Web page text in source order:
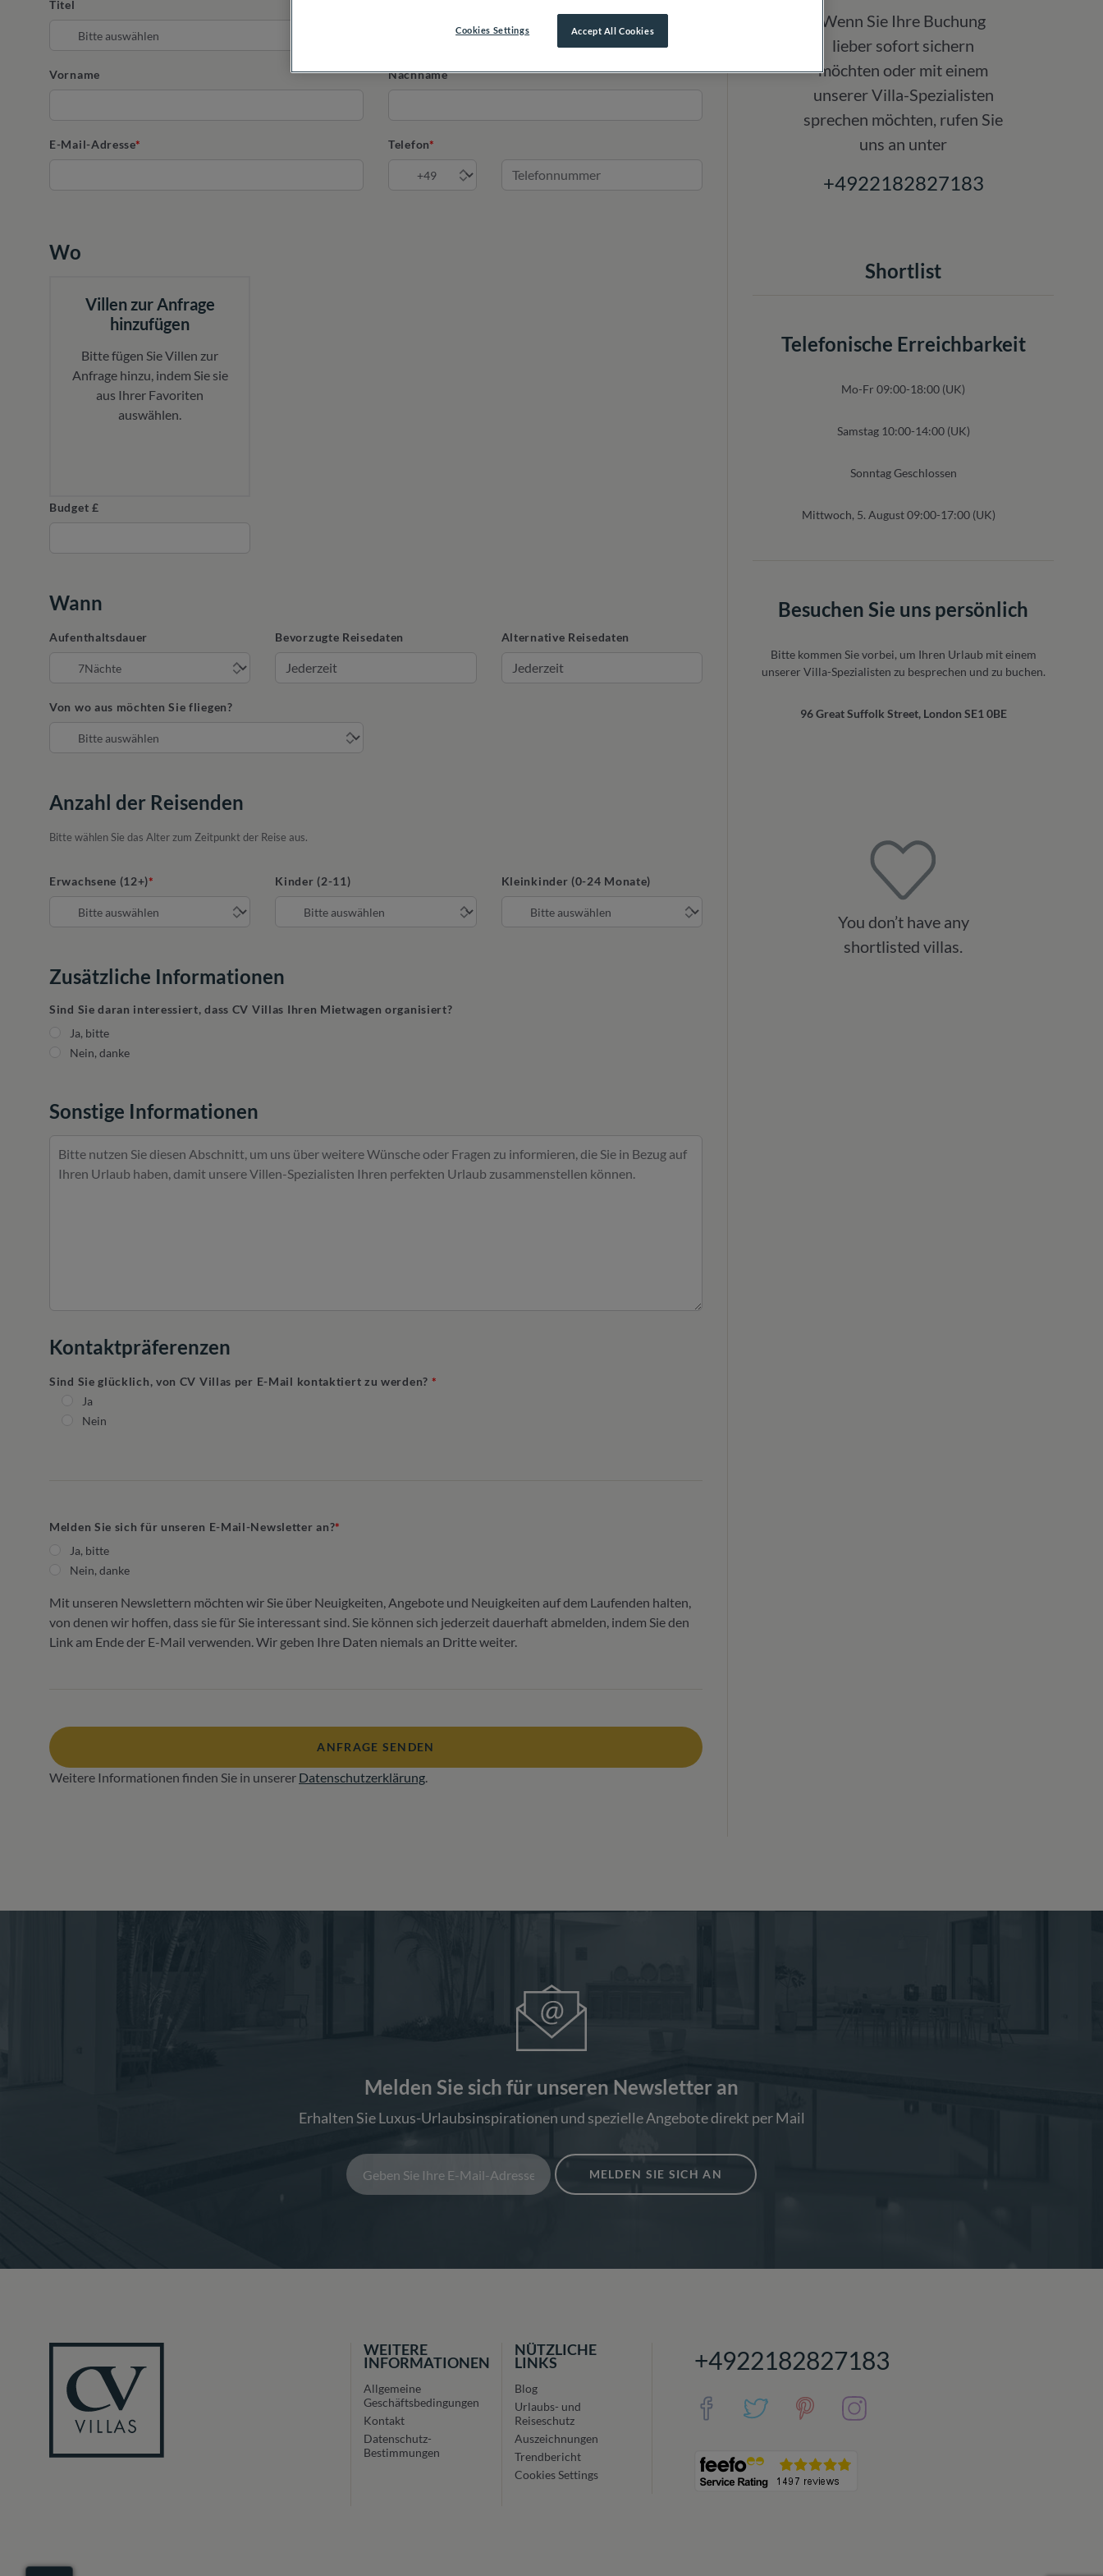
Titel
Vorname Nachname
E-Mail-Adresse Telefon
Wo
Villen zur Anfrage
hinzufügen
Bitte fügen Sie Villen zur
Anfrage hinzu, indem Sie sie
aus Ihrer Favoriten
auswählen.
Budget £
Wann
Aufenthaltsdauer Bevorzugte Reisedaten Alternative Reisedaten
Von wo aus möchten Sie fliegen?
Anzahl der Reisenden
Bitte wählen Sie das Alter zum Zeitpunkt der Reise aus.
Erwachsene (12+) Kinder (2-11) Kleinkinder (0-24 Monate)
Zusätzliche Informationen
Sind Sie daran interessiert, dass CV Villas Ihren Mietwagen organisiert?
Ja, bitte
Nein, danke
Sonstige Informationen
Kontaktpräferenzen
Sind Sie glücklich, von CV Villas per E-Mail kontaktiert zu werden?
Ja
Nein
Melden Sie sich für unseren E-Mail-Newsletter an?
Ja, bitte
Nein, danke
Mit unseren Newslettern möchten wir Sie über Neuigkeiten, Angebote und Neuigkeiten auf dem Laufenden halten,
von denen wir hoffen, dass sie für Sie interessant sind. Sie können sich jederzeit dauerhaft abmelden, indem Sie den
Link am Ende der E-Mail verwenden. Wir geben Ihre Daten niemals an Dritte weiter.
ANFRAGE SENDEN
Weitere Informationen finden Sie in unserer Datenschutzerklärung.
Wenn Sie Ihre Buchung
lieber sofort sichern
möchten oder mit einem
unserer Villa-Spezialisten
sprechen möchten, rufen Sie
uns an unter
+4922182827183
Shortlist
You don’t have any
shortlisted villas.
Telefonische Erreichbarkeit
Mo-Fr 09:00-18:00 (UK)
Samstag 10:00-14:00 (UK)
Sonntag Geschlossen
Mittwoch, 5. August 09:00-17:00 (UK)
Besuchen Sie uns persönlich
Bitte kommen Sie vorbei, um Ihren Urlaub mit einem
unserer Villa-Spezialisten zu besprechen und zu buchen.
96 Great Suffolk Street, London SE1 0BE
Melden Sie sich für unseren Newsletter an
Erhalten Sie Luxus-Urlaubsinspirationen und spezielle Angebote direkt per Mail
MELDEN SIE SICH AN
WEITERE
INFORMATIONEN
Allgemeine
Geschäftsbedingungen
Kontakt
Datenschutz-
Bestimmungen
NÜTZLICHE
LINKS
Blog
Urlaubs- und
Reiseschutz
Auszeichnungen
Trendbericht
Cookies Settings
+4922182827183
Accept All Cookies
Cookies Settings